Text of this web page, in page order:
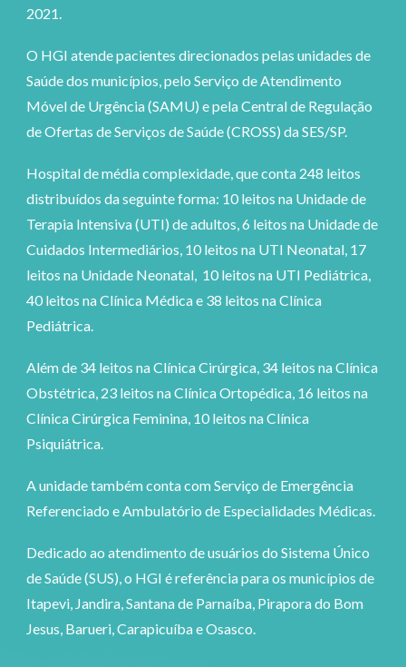
2021.
O HGI atende pacientes direcionados pelas unidades de
Saúde dos municípios, pelo Serviço de Atendimento
Móvel de Urgência (SAMU) e pela Central de Regulação
de Ofertas de Serviços de Saúde (CROSS) da SES/SP.
Hospital de média complexidade, que conta 248 leitos
distribuídos da seguinte forma: 10 leitos na Unidade de
Terapia Intensiva (UTI) de adultos, 6 leitos na Unidade de
Cuidados Intermediários, 10 leitos na UTI Neonatal, 17
leitos na Unidade Neonatal, 10 leitos na UTI Pediátrica,
40 leitos na Clínica Médica e 38 leitos na Clínica
Pediátrica.
Além de 34 leitos na Clínica Cirúrgica, 34 leitos na Clínica
Obstétrica, 23 leitos na Clínica Ortopédica, 16 leitos na
Clínica Cirúrgica Feminina, 10 leitos na Clínica
Psiquiátrica.
A unidade também conta com Serviço de Emergência
Referenciado e Ambulatório de Especialidades Médicas.
Dedicado ao atendimento de usuários do Sistema Único
de Saúde (SUS), o HGI é referência para os municípios de
Itapevi, Jandira, Santana de Parnaíba, Pirapora do Bom
Jesus, Barueri, Carapicuíba e Osasco.